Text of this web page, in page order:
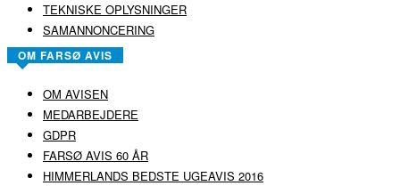
TEKNISKE OPLYSNINGER
SAMANNONCERING
OM FARSØ AVIS
OM AVISEN
MEDARBEJDERE
GDPR
FARSØ AVIS 60 ÅR
HIMMERLANDS BEDSTE UGEAVIS 2016